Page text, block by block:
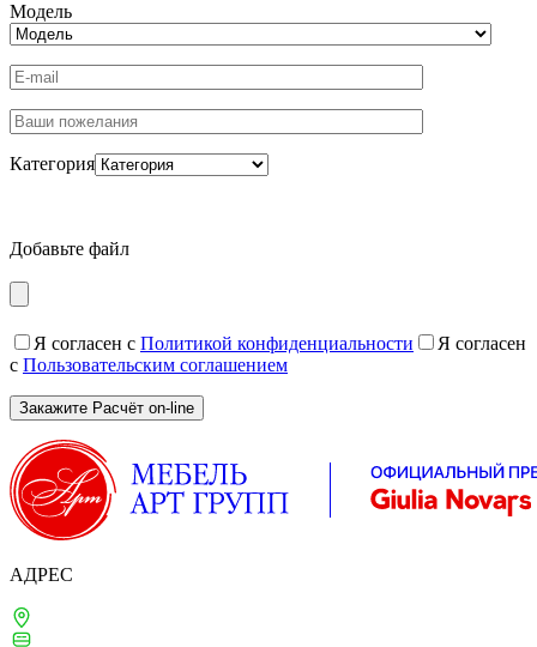
Модель
Категория
Добавьте файл
Я согласен с Политикой конфиденциальности
Я согласен
с Пользовательским соглашением
АДРЕС